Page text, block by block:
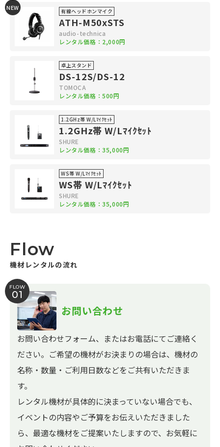
NEW 有線ヘッドホンマイク
ATH-M50xSTS
audio-technica
レンタル価格：2,000円
卓上スタンド
DS-12S/DS-12
TOMOCA
レンタル価格：500円
1.2GHz帯 W/Lﾏｲｸｾｯﾄ
1.2GHz帯 W/Lﾏｲｸｾｯﾄ
SHURE
レンタル価格：35,000円
WS帯 W/Lﾏｲｸｾｯﾄ
WS帯 W/Lﾏｲｸｾｯﾄ
SHURE
レンタル価格：35,000円
Flow
機材レンタルの流れ
FLOW
01
お問い合わせ
お問い合わせフォーム、またはお電話にてご連絡く
ださい。ご希望の機材がお決まりの場合は、機材の
名称・数量・ご利用日数などをご共有いただきま
す。
レンタル機材が具体的に決まっていない場合でも、
イベントの内容やご予算をお伝えいただきました
ら、最適な機材をご提案いたしますので、お気軽に